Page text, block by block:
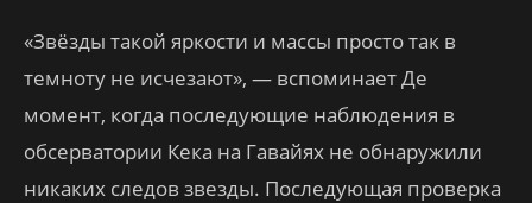
«Звёзды такой яркости и массы просто так в
темноту не исчезают», — вспоминает Де
момент, когда последующие наблюдения в
обсерватории Кека на Гавайях не обнаружили
никаких следов звезды. Последующая проверка